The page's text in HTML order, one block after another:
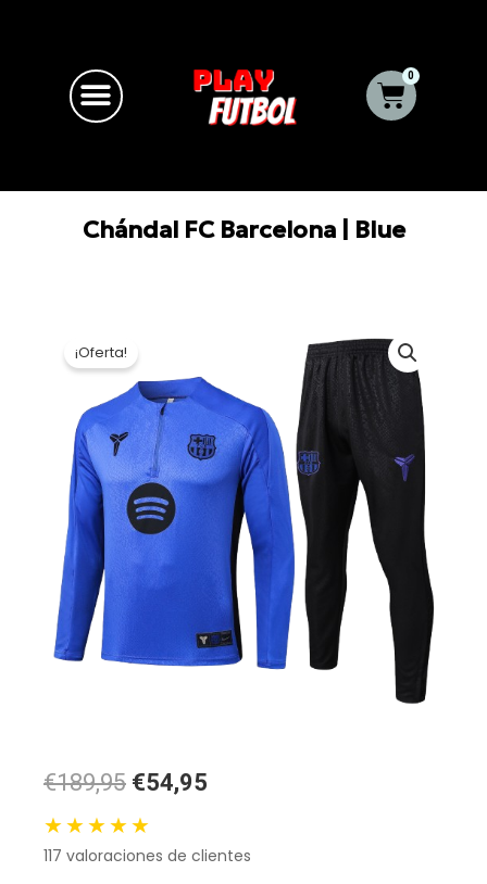
0
Carrito
Chándal FC Barcelona | Blue
¡Oferta!
€189,95 El
original
era:
€54,95
es:
★★★★★
117 valoraciones de clientes